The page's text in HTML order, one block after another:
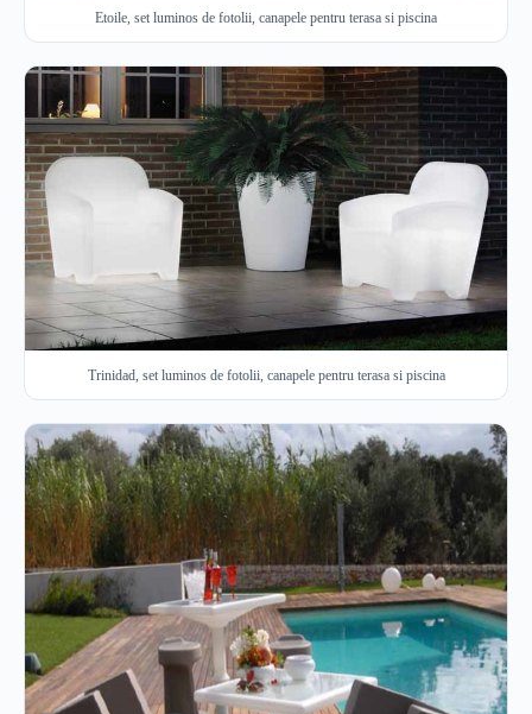
Etoile, set luminos de fotolii, canapele pentru terasa si piscina
Trinidad, set luminos de fotolii, canapele pentru terasa si piscina